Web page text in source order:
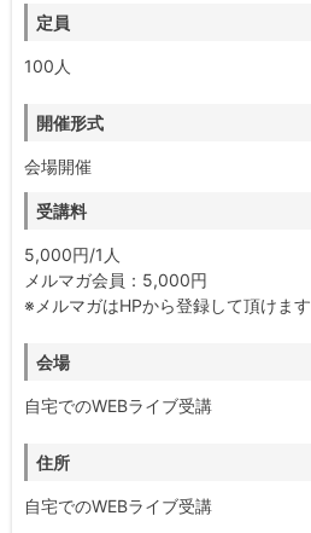
定員
100人
開催形式
会場開催
受講料
5,000円/1人
メルマガ会員：5,000円
※メルマガはHPから登録して頂けます
会場
自宅でのWEBライブ受講
住所
自宅でのWEBライブ受講